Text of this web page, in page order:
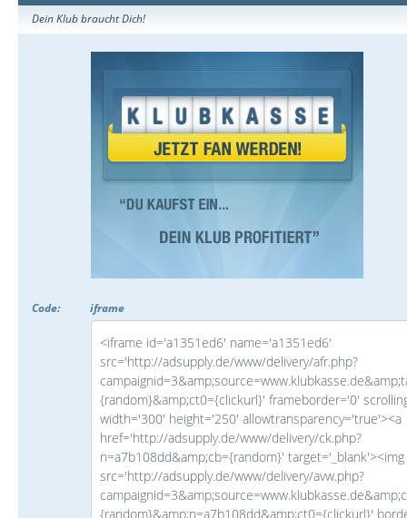
Dein Klub braucht Dich!
Code: iframe
<iframe id='a1351ed6' name='a1351ed6'
src='http://adsupply.de/www/delivery/afr.php?
{random}&amp;ct0={clickurl}' frameborder='0'
width='300' height='250' allowtransparency='true'><a
href='http://adsupply.de/www/delivery/ck.php?
n=a7b108dd&amp;cb={random}' target='_blank'><img
src='http://adsupply.de/www/delivery/avw.php?
{random}&amp;n=a7b108dd&amp;ct0={clickurl}'